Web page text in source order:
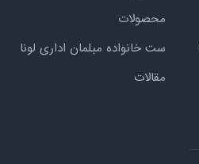
محصولات
ست خانواده مبلمان اداری لونا
مقالات